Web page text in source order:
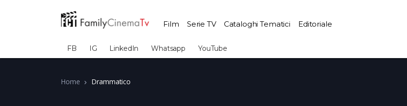
Film Serie TV Cataloghi Tematici Editoriale
FB IG LinkedIn Whatsapp YouTube
Home Drammatico